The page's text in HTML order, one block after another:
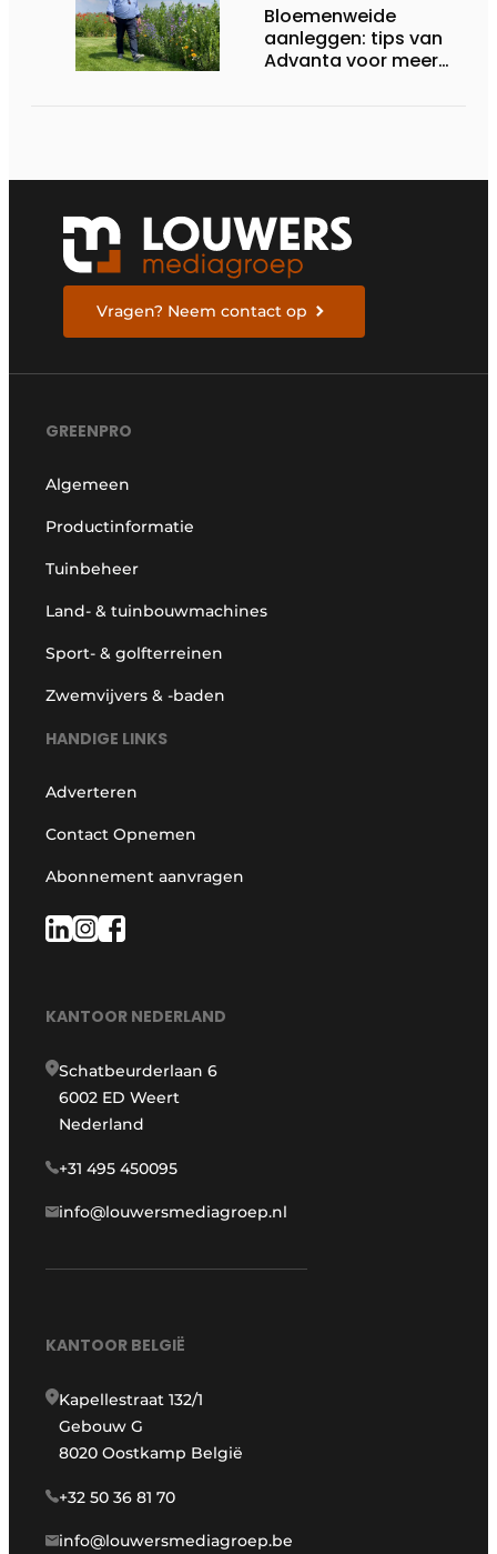
Bloemenweide
aanleggen: tips van
Advanta voor meer
Vragen? Neem contact op
GREENPRO
Algemeen
Productinformatie
Tuinbeheer
Land- & tuinbouwmachines
Sport- & golfterreinen
Zwemvijvers & -baden
HANDIGE LINKS
Adverteren
Contact Opnemen
Abonnement aanvragen
KANTOOR NEDERLAND
Schatbeurderlaan 6
6002 ED Weert
Nederland
+31 495 450095
info@louwersmediagroep.nl
KANTOOR BELGIË
Kapellestraat 132/1
Gebouw G
8020 Oostkamp België
+32 50 36 81 70
info@louwersmediagroep.be